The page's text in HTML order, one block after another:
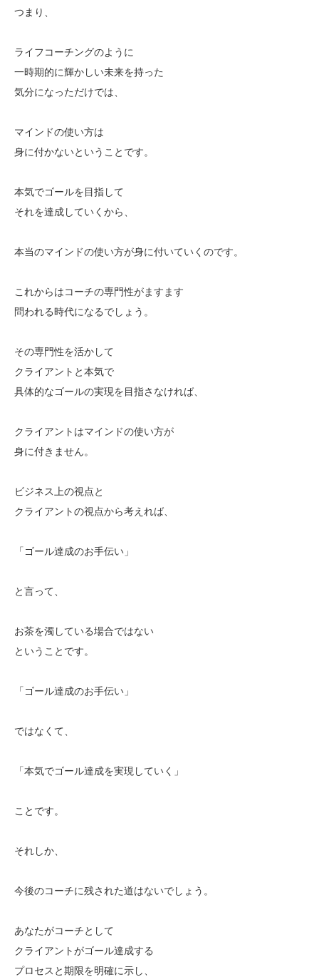
つまり、
ライフコーチングのように
一時期的に輝かしい未来を持った
気分になっただけでは、
マインドの使い方は
身に付かないということです。
本気でゴールを目指して
それを達成していくから、
本当のマインドの使い方が身に付いていくのです。
これからはコーチの専門性がますます
問われる時代になるでしょう。
その専門性を活かして
クライアントと本気で
具体的なゴールの実現を目指さなければ、
クライアントはマインドの使い方が
身に付きません。
ビジネス上の視点と
クライアントの視点から考えれば、
「ゴール達成のお手伝い」
と言って、
お茶を濁している場合ではない
ということです。
「ゴール達成のお手伝い」
ではなくて、
「本気でゴール達成を実現していく」
ことです。
それしか、
今後のコーチに残された道はないでしょう。
あなたがコーチとして
クライアントがゴール達成する
プロセスと期限を明確に示し、